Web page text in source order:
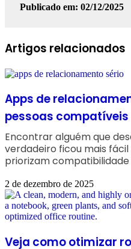
Publicado em: 02/12/2025
Facebook
Linkedin
WhatsApp
Telegram
Artigos relacionados
Apps de
pessoas compatíveis
Encontrar alguém que
verdadeiro ficou mais
priorizam compatibilidade
2 de dezembro de 2025
Veja como otimizar